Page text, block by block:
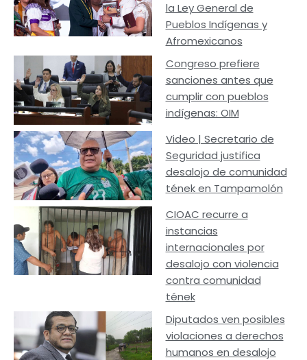
la Ley General de
Pueblos Indígenas y
Afromexicanos
Congreso prefiere
sanciones antes que
cumplir con pueblos
indígenas: OIM
Video | Secretario de
Seguridad justifica
desalojo de comunidad
tének en Tampamolón
CIOAC recurre a
instancias
internacionales por
desalojo con violencia
contra comunidad
tének
Diputados ven posibles
violaciones a derechos
humanos en desalojo